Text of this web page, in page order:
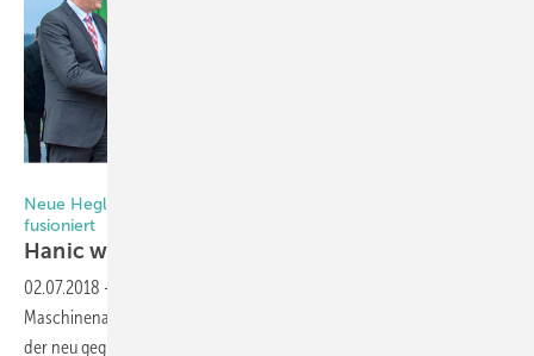
Neue Hegla-Hanic GmbH gegründet: Hardware mit Software
fusioniert
Hanic wird
02.07.2018 -
Maschinenanbieters Hegla mit dem Softwarehauses Hanic? Im Fokus
der neu gegründeten Hegla-Hanic GmbH stehen die Chancen,